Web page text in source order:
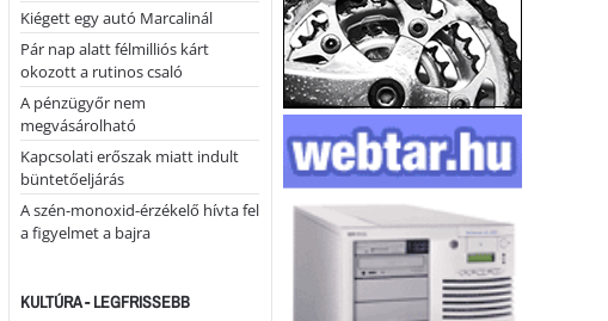
Kiégett egy autó Marcalinál
Pár nap alatt félmilliós kárt
okozott a rutinos csaló
A pénzügyőr nem
megvásárolható
Kapcsolati erőszak miatt indult
büntetőeljárás
A szén-monoxid-érzékelő hívta fel
a figyelmet a bajra
KULTÚRA - LEGFRISSEBB